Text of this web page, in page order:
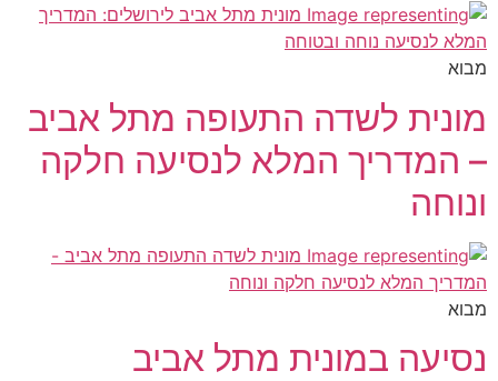
מבוא
מונית לשדה התעופה מתל אביב
– המדריך המלא לנסיעה חלקה
ונוחה
מבוא
נסיעה במונית מתל אביב